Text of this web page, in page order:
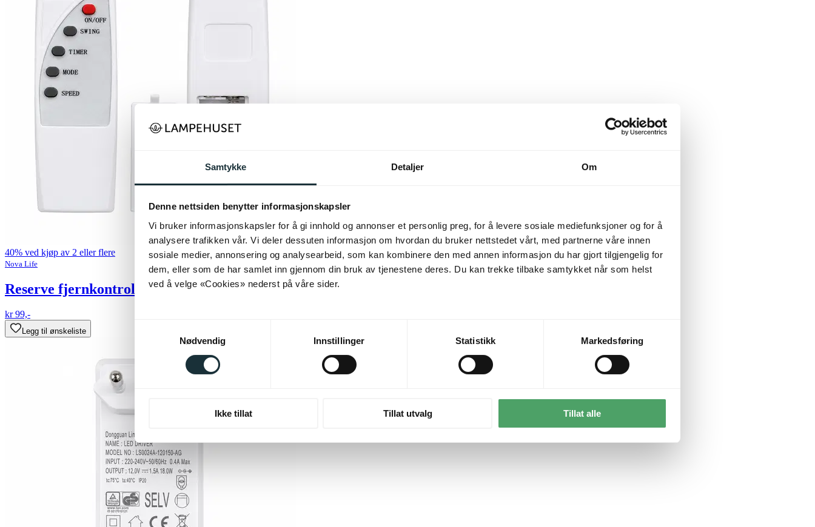
Samtykke Detaljer Om
Denne nettsiden benytter informasjonskapsler
Vi bruker informasjonskapsler for å gi innhold og annonser et personlig preg, for å levere sosiale mediefunksjoner og for å
analysere trafikken vår. Vi deler dessuten informasjon om hvordan du bruker nettstedet vårt, med partnerne våre innen
sosiale medier, annonsering og analysearbeid, som kan kombinere den med annen informasjon du har gjort tilgjengelig for
dem, eller som de har samlet inn gjennom din bruk av tjenestene deres. Du kan trekke tilbake samtykket når som helst
ved å velge «Cookies» nederst på våre sider.
Nødvendig
Innstillinger Statistikk Markedsføring
Ikke tillat Tillat utvalg Tillat alle
40% ved kjøp av 2 eller flere
Nova Life
Reserve fjernkontroll til Tårnvifte hvit
kr 99,-
Legg til ønskeliste